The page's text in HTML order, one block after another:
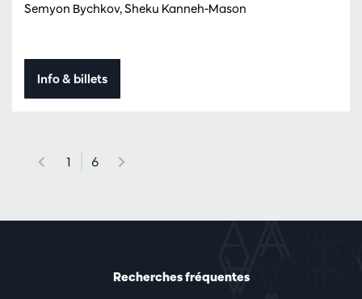
Semyon Bychkov, Sheku Kanneh-Mason
Info & billets
1 6
Recherches fréquentes